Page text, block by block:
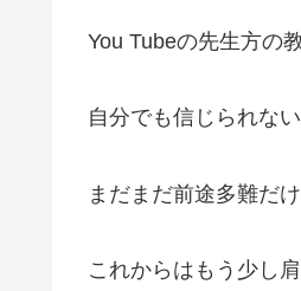
You Tubeの先生方の
自分でも信じられな
まだまだ前途多難だ
これからはもう少し